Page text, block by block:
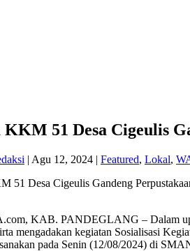
KKM 51 Desa Cigeulis
| Agu 12, 2024 | Featured, Lokal,
KAB. PANDEGLANG – Dalam
mengadakan kegiatan Sosialisasi
pada Senin (12/08/2024) di